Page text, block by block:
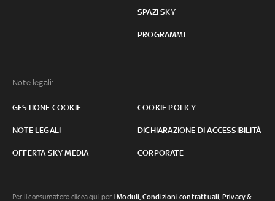
SPAZI SKY
PROGRAMMI
Note legali:
GESTIONE COOKIE COOKIE POLICY
NOTE LEGALI DICHIARAZIONE DI ACCESSIBILITÀ
OFFERTA SKY MEDIA CORPORATE
Per il consumatore clicca qui per iModuli, Condizioni contrattuali, Privacy &